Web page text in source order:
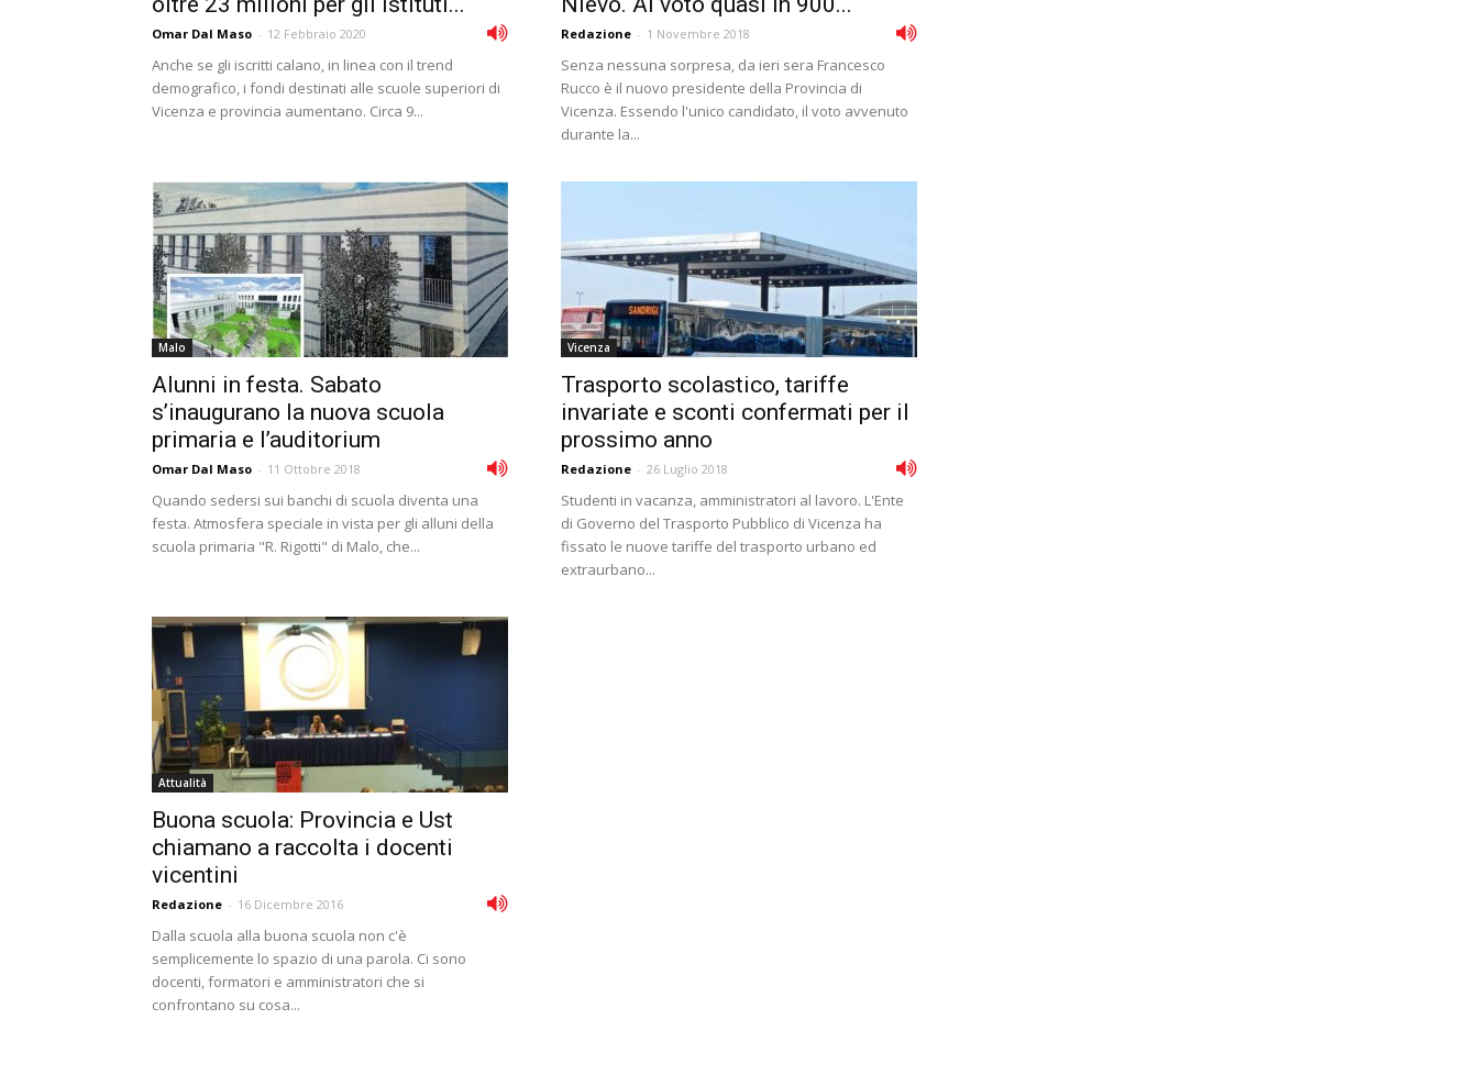
Omar Dal Maso - 12 Febbraio 2020
Anche se gli iscritti calano, in linea con il trend
demografico, i fondi destinati alle scuole superiori di
Vicenza e provincia aumentano. Circa 9...
Redazione - 1 Novembre 2018
Senza nessuna sorpresa, da ieri sera Francesco
Rucco è il nuovo presidente della Provincia di
Vicenza. Essendo l'unico candidato, il voto avvenuto
durante la...
Malo
Alunni in festa. Sabato
s’inaugurano la nuova scuola
primaria e l’auditorium
Omar Dal Maso - 11 Ottobre 2018
Quando sedersi sui banchi di scuola diventa una
festa. Atmosfera speciale in vista per gli alluni della
scuola primaria "R. Rigotti" di Malo, che...
Vicenza
Trasporto scolastico, tariffe
invariate e sconti confermati per il
prossimo anno
Redazione - 26 Luglio 2018
Studenti in vacanza, amministratori al lavoro. L'Ente
di Governo del Trasporto Pubblico di Vicenza ha
fissato le nuove tariffe del trasporto urbano ed
extraurbano...
Attualità
Buona scuola: Provincia e Ust
chiamano a raccolta i docenti
vicentini
Redazione - 16 Dicembre 2016
Dalla scuola alla buona scuola non c'è
semplicemente lo spazio di una parola. Ci sono
docenti, formatori e amministratori che si
confrontano su cosa...